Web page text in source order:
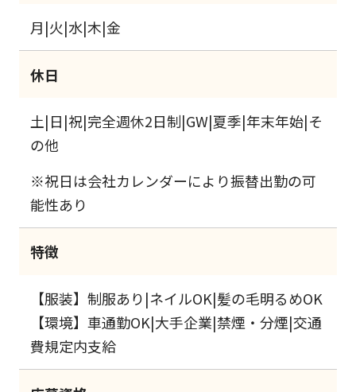
月|火|水|木|金
休日
土|日|祝|完全週休2日制|GW|夏季|年末年始|そ
の他
※祝日は会社カレンダーにより振替出勤の可
能性あり
特徴
【服装】制服あり|ネイルOK|髪の毛明るめOK
【環境】車通勤OK|大手企業|禁煙・分煙|交通
費規定内支給